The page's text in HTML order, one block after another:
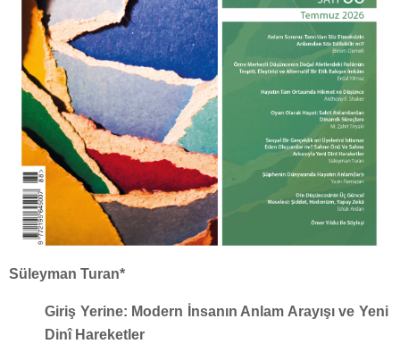
Süleyman Turan*
Giriş Yerine: Modern İnsanın Anlam Arayışı ve Yeni
Dinî Hareketler